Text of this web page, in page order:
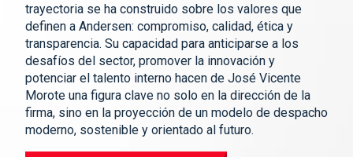
trayectoria se ha construido sobre los valores que
definen a Andersen: compromiso, calidad, ética y
transparencia. Su capacidad para anticiparse a los
desafíos del sector, promover la innovación y
potenciar el talento interno hacen de José Vicente
Morote una figura clave no solo en la dirección de la
firma, sino en la proyección de un modelo de despacho
moderno, sostenible y orientado al futuro.